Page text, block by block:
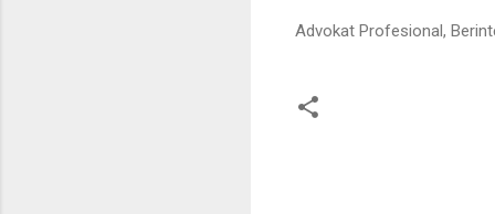
Advokat Profesional,